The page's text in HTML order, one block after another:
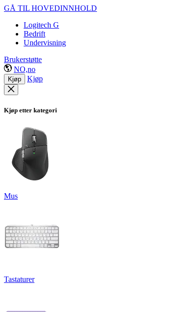
GÅ TIL HOVEDINNHOLD
Logitech G
Bedrift
Undervisning
Brukerstøtte
NO,no
Kjøp Kjøp
Kjøp etter kategori
Mus
Tastaturer